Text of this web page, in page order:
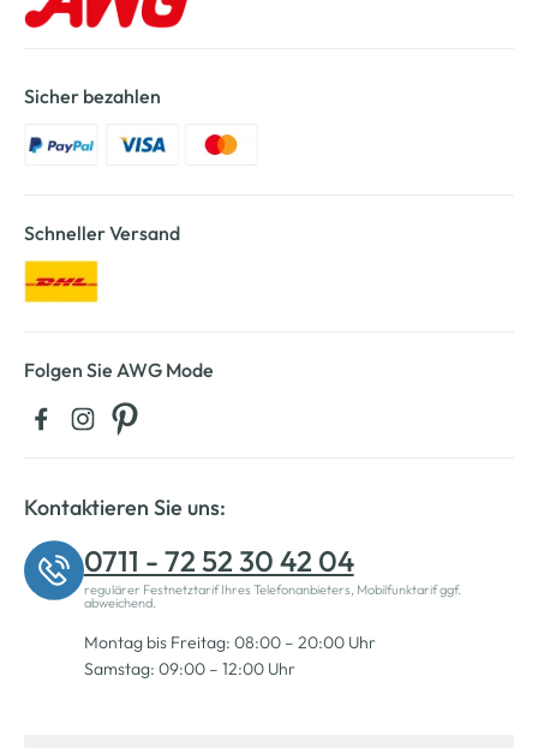
Sicher bezahlen
Schneller Versand
Folgen Sie AWG Mode
Kontaktieren Sie uns:
0711 - 72 52 30 42 04
regulärer Festnetztarif Ihres Telefonanbieters, Mobilfunktarif ggf.
abweichend.
Montag bis Freitag: 08:00 – 20:00 Uhr
Samstag: 09:00 – 12:00 Uhr